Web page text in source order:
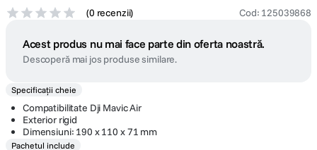
(0 recenzii) Cod: 125039868
Acest produs nu mai face parte din oferta noastră.
Descoperă mai jos produse similare.
Specificații cheie
Compatibilitate Dji Mavic Air
Exterior rigid
Dimensiuni: 190 x 110 x 71 mm
Pachetul include